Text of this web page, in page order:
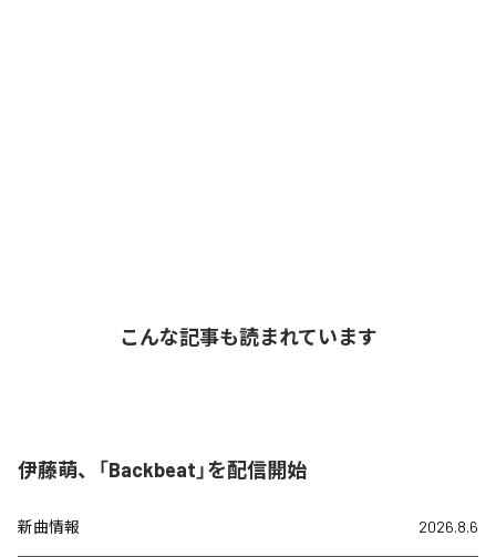
こんな記事も読まれています
伊藤萌、「Backbeat」を配信開始
新曲情報 2026.8.6